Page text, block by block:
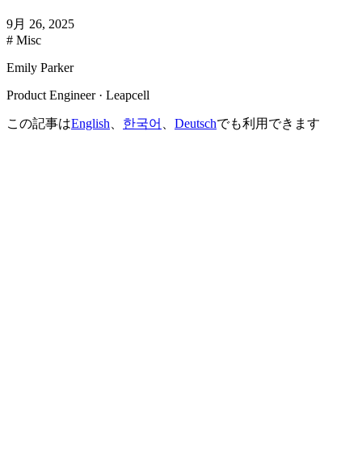
9月 26, 2025
# Misc
Emily Parker
Product Engineer · Leapcell
この記事はEnglish 한국어 Deutschでも利用できます